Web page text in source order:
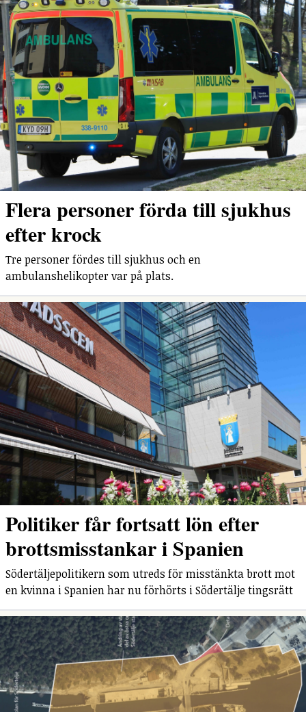
Flera personer förda till sjukhus
efter krock
Tre personer fördes till sjukhus och en
ambulanshelikopter var på plats.
Politiker får fortsatt lön efter
brottsmisstankar i Spanien
Södertäljepolitikern som utreds för misstänkta brott mot
en kvinna i Spanien har nu förhörts i Södertälje tingsrätt